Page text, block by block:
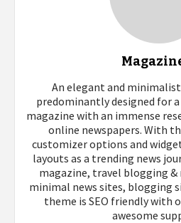
An elegant and
predominantly designed for
magazine with an immense
online newspapers. With
customizer options and
layouts as a trending news
magazine, travel blogging &
minimal news sites, blogging
theme is SEO friendly with
awesome